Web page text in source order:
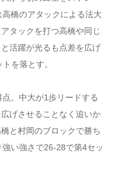
橋のアタックによる法大
タックを打つ高橋や同じ
活躍が光るも点差を広げ
を落とす。
。中大が1歩リードする
げさせることなく追いか
と村岡のブロックで勝ち
い強さで26-28で第4セッ